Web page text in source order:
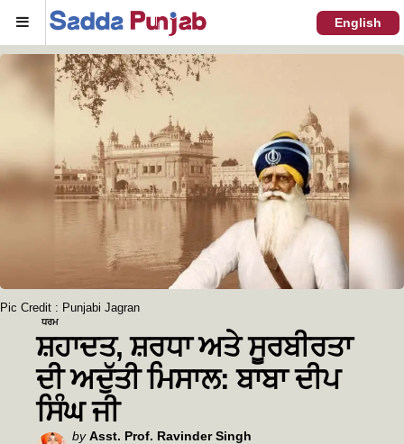
Menu English
Pic Credit : Punjabi Jagran
ਧਰਮ
ਸ਼ਹਾਦਤ, ਸ਼ਰਧਾ ਅਤੇ ਸੂਰਬੀਰਤਾ
ਦੀ ਅਦੁੱਤੀ ਮਿਸਾਲ: ਬਾਬਾ ਦੀਪ
ਸਿੰਘ ਜੀ
Posted
by Asst. Prof. Ravinder Singh